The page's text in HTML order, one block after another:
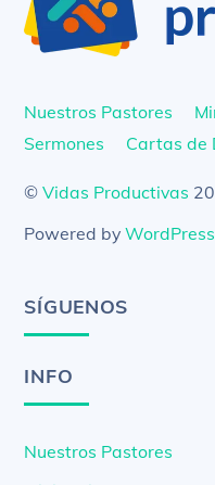
Nuestros Pastores
Sermones
Cartas de
©Vidas Productivas
Powered byWordPress
SÍGUENOS
INFO
Nuestros Pastores